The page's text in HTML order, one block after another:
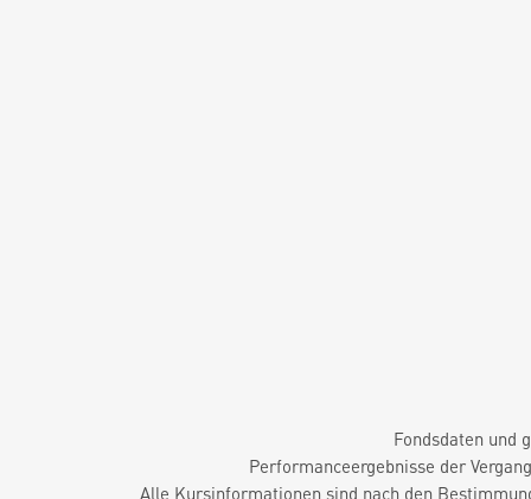
Fondsdaten und
Performanceergebnisse der
Alle Kursinformationen sind nach den